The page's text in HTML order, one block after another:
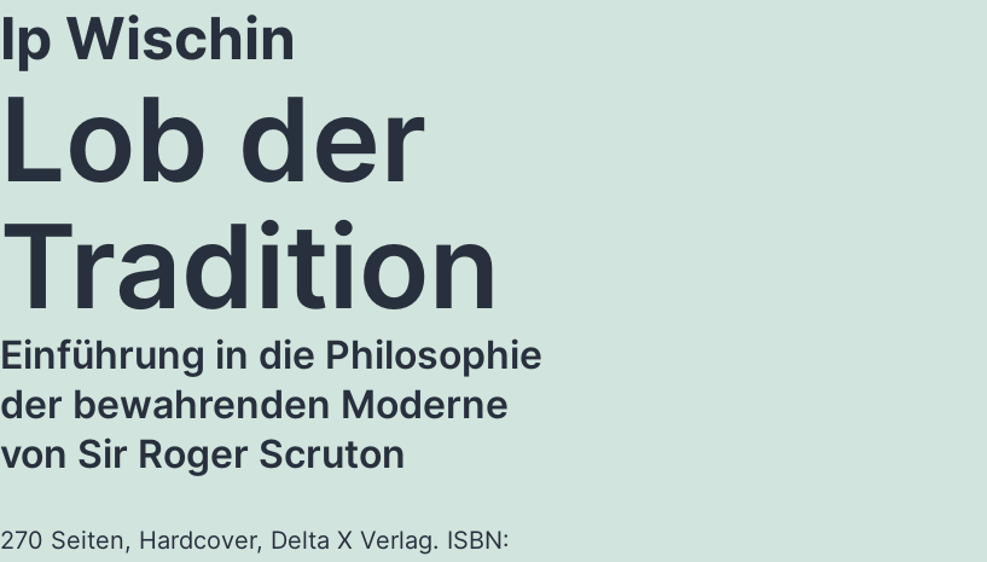
Ip Wischin
Lob der
Tradition
Einführung in die Philosophie
der bewahrenden Moderne
von Sir Roger Scruton
270 Seiten, Hardcover, Delta X Verlag. ISBN: